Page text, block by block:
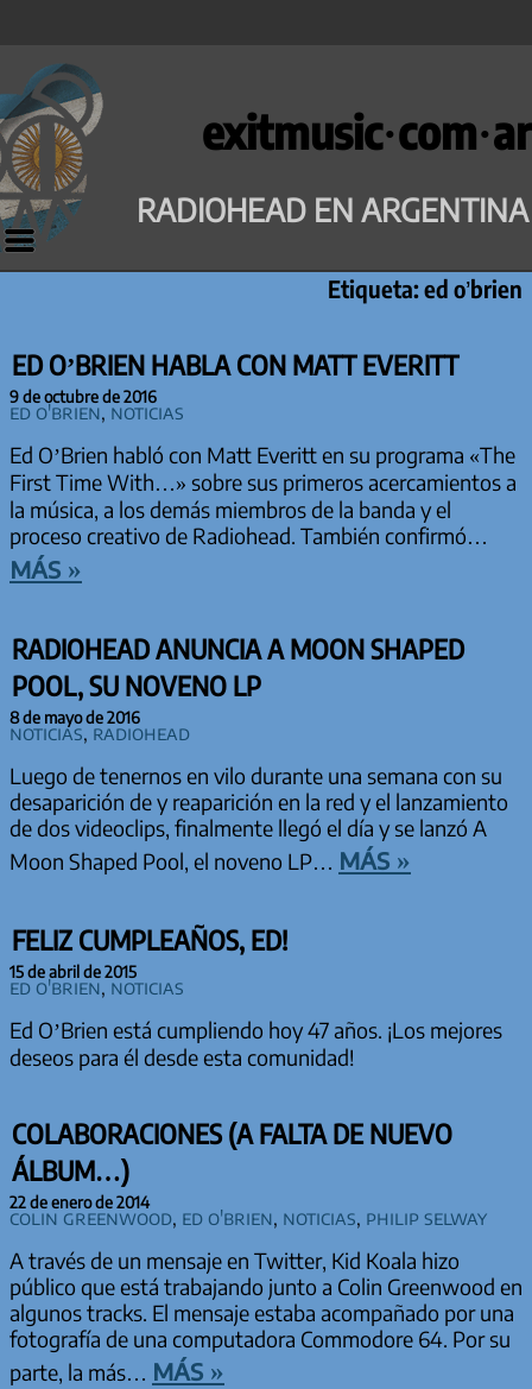
Saltar
al
contenido
exitmusic·com·ar
RADIOHEAD EN ARGENTINA
Etiqueta:ed o’brien
ED O’BRIEN HABLA CON MATT EVERITT
9 de octubre de 2016
Ed O'Brien, Noticias
Ed O’Brien habló con Matt Everitt en su programa «The
First Time With…» sobre sus primeros acercamientos a
la música, a los demás miembros de la banda y el
proceso creativo de Radiohead. También confirmó…
más »
RADIOHEAD ANUNCIA A MOON SHAPED
POOL, SU NOVENO LP
8 de mayo de 2016
Noticias, Radiohead
Luego de tenernos en vilo durante una semana con su
desaparición de y reaparición en la red y el lanzamiento
de dos videoclips, finalmente llegó el día y se lanzó A
Moon Shaped Pool, el noveno LP… más »
FELIZ CUMPLEAÑOS, ED!
15 de abril de 2015
Ed O'Brien, Noticias
Ed O’Brien está cumpliendo hoy 47 años. ¡Los mejores
deseos para él desde esta comunidad!
COLABORACIONES (A FALTA DE NUEVO
ÁLBUM…)
22 de enero de 2014
Colin Greenwood, Ed O'Brien, Noticias, Philip Selway
A través de un mensaje en Twitter, Kid Koala hizo
público que está trabajando junto a Colin Greenwood en
algunos tracks. El mensaje estaba acompañado por una
fotografía de una computadora Commodore 64. Por su
parte, la más… más »